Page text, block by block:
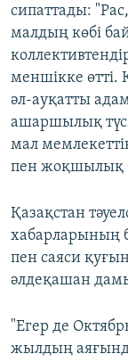
сипаттады:
малдың көбі
меншікке өтті.
әл-ауқатты
ашаршылық түс
мал
пен жоқшылық
Қазақстан
хабарларының
пен саяси
әлдеқашан
"Егер де
жылдың